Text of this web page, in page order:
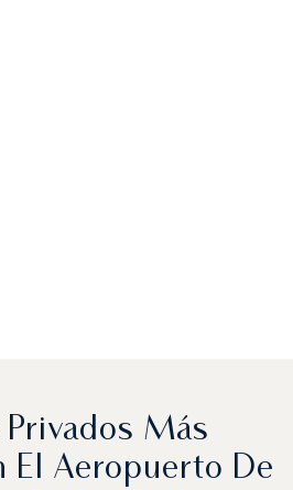
Privados Más
El Aeropuerto De